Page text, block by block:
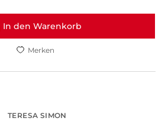
In den Warenkorb
Merken
TERESA SIMON